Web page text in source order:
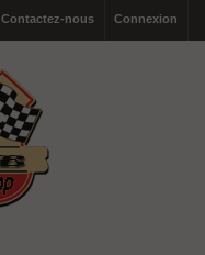
Connexion
Contactez-nous